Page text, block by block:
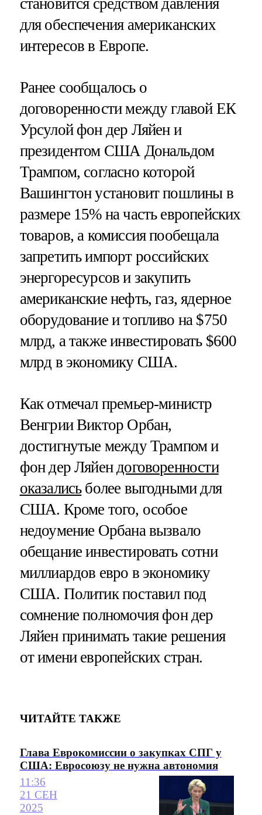
становится средством давления
для обеспечения американских
интересов в Европе.
Ранее сообщалось о
договоренности между главой ЕК
Урсулой фон дер Ляйен и
президентом США Дональдом
Трампом, согласно которой
Вашингтон установит пошлины в
размере 15% на часть европейских
товаров, а комиссия пообещала
запретить импорт российских
энергоресурсов и закупить
американские нефть, газ, ядерное
оборудование и топливо на $750
млрд, а также инвестировать $600
млрд в экономику США.
Как отмечал премьер-министр
Венгрии Виктор Орбан,
достигнутые между Трампом и
фон дер Ляйендоговоренности
оказалисьболее выгодными для
США. Кроме того, особое
недоумение Орбана вызвало
обещание инвестировать сотни
миллиардов евро в экономику
США. Политик поставил под
сомнение полномочия фон дер
Ляйен принимать такие решения
от имени европейских стран.
ЧИТАЙТЕ ТАКЖЕ
Глава Еврокомиссии о закупках СПГ у
США: Евросоюзу не нужна автономия
11:36
21 СЕН
2025